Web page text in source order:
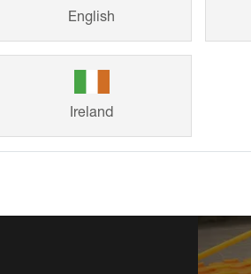
English
Ireland